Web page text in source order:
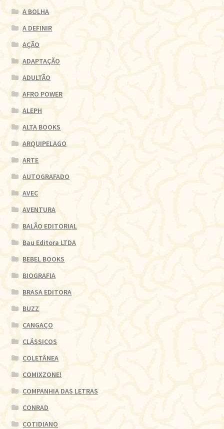
A BOLHA
A DEFINIR
AÇÃO
ADAPTAÇÃO
ADULTÃO
AFRO POWER
ALEPH
ALTA BOOKS
ARQUIPELAGO
ARTE
AUTOGRAFADO
AVEC
AVENTURA
BALÃO EDITORIAL
Bau Editora LTDA
BEBEL BOOKS
BIOGRAFIA
BRASA EDITORA
BUZZ
CANGAÇO
CLÁSSICOS
COLETÂNEA
COMIXZONE!
COMPANHIA DAS LETRAS
CONRAD
COTIDIANO